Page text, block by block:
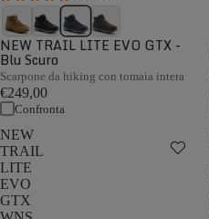
NEW TRAIL LITE EVO GTX -
Blu Scuro
Scarpone da hiking con tomaia intera
€249,00
Confronta
NEW
TRAIL
LITE
EVO
GTX